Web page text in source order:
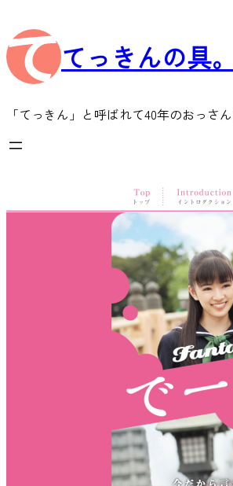
容
を
ス
ッ
てっきんの具。
「てっきん」と呼ばれて40年のおっさ